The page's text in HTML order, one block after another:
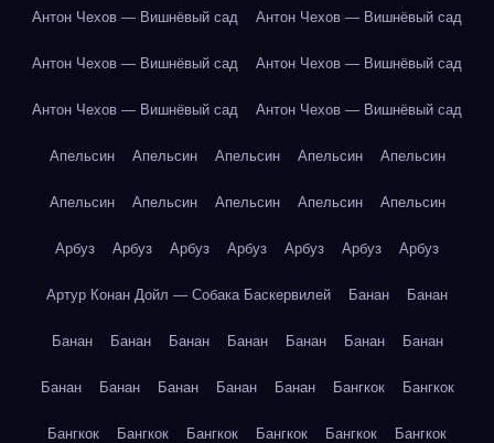
Антон Чехов — Вишнёвый сад Антон Чехов — Вишнёвый сад
Антон Чехов — Вишнёвый сад Антон Чехов — Вишнёвый сад
Антон Чехов — Вишнёвый сад Антон Чехов — Вишнёвый сад
Апельсин Апельсин Апельсин Апельсин Апельсин
Апельсин Апельсин Апельсин Апельсин Апельсин
Арбуз Арбуз Арбуз Арбуз Арбуз Арбуз Арбуз
Артур Конан Дойл — Собака Баскервилей Банан Банан
Банан Банан Банан Банан Банан Банан Банан
Банан Банан Банан Банан Банан Бангкок Бангкок
Бангкок Бангкок Бангкок Бангкок Бангкок Бангкок